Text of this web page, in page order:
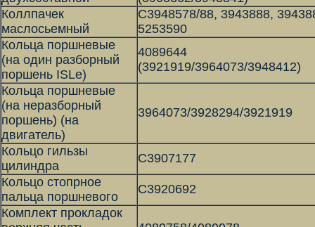
Коллпачек
маслосьемный
С3948578/88, 3943888,
5253590
Кольца поршневые
(на один разборный
поршень ISLe)
4089644
(3921919/3964073/3948412)
Кольца поршневые
(на неразборный
поршень) (на
двигатель)
3964073/3928294/3921919
Кольцо гильзы
цилиндра
С3907177
Кольцо стопрное
пальца поршневого
С3920692
Комплект прокладок